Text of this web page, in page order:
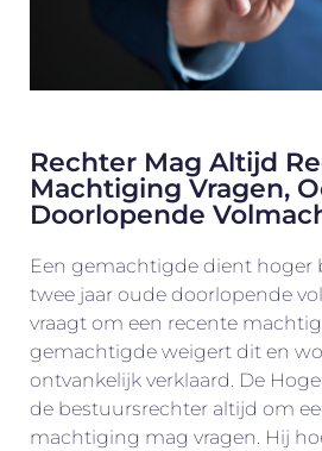
Rechter Mag Altijd
Machtiging Vragen,
Doorlopende
Een gemachtigde dient hoger
twee jaar oude doorlopende
vraagt om een recente
gemachtigde weigert dit en
ontvankelijk verklaard. De
de bestuursrechter altijd om
machtiging mag vragen. Hij